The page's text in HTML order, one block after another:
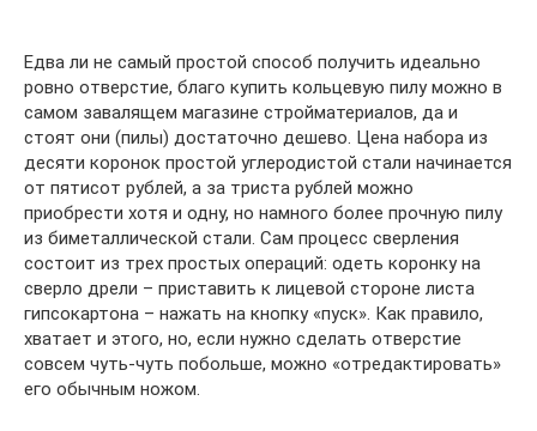
Едва ли не самый простой способ получить идеально
ровно отверстие, благо купить кольцевую пилу можно в
самом завалящем магазине стройматериалов, да и
стоят они (пилы) достаточно дешево. Цена набора из
десяти коронок простой углеродистой стали начинается
от пятисот рублей, а за триста рублей можно
приобрести хотя и одну, но намного более прочную пилу
из биметаллической стали. Сам процесс сверления
состоит из трех простых операций: одеть коронку на
сверло дрели – приставить к лицевой стороне листа
гипсокартона – нажать на кнопку «пуск». Как правило,
хватает и этого, но, если нужно сделать отверстие
совсем чуть-чуть побольше, можно «отредактировать»
его обычным ножом.